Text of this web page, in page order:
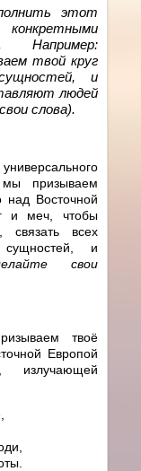
этот
Например:
твой круг
и
людей
слова).
призываем
над Восточной
и меч, чтобы
связать всех
и
свои
твоё
Европой
излучающей